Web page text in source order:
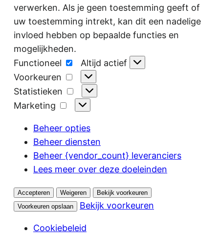
verwerken. Als je geen toestemming geeft of
uw toestemming intrekt, kan dit een nadelige
invloed hebben op bepaalde functies en
mogelijkheden.
Functioneel
Functioneel
Altijd actief
Voorkeuren
Voorkeuren
Statistieken
Statistieken
Marketing
Marketing
Beheer opties
Beheer diensten
Beheer {vendor_count} leveranciers
Lees meer over deze doeleinden
Accepteren Weigeren
Bekijk voorkeuren
Voorkeuren opslaan
Bekijk voorkeuren
Cookiebeleid